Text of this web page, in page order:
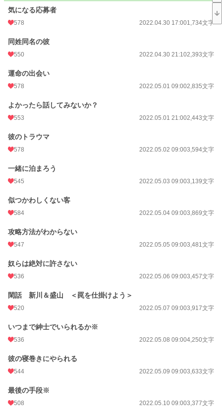
小説
BL 2,169 位 / 31,418 件
お気に入り
24h.ポイント 113 pt
文字数
更新日時 2026.06.30 09:52
週間ポイント 1,141 pt (8,092 位)
気になる応募者
578 2022.04.30 17:001,734文字
同姓同名の彼
550 2022.04.30 21:102,393文字
運命の出会い
578 2022.05.01 09:002,835文字
よかったら話してみないか？
553 2022.05.01 21:002,443文字
彼のトラウマ
578 2022.05.02 09:003,594文字
一緒に泊まろう
545 2022.05.03 09:003,139文字
似つかわしくない客
584 2022.05.04 09:003,869文字
攻略方法がわからない
547 2022.05.05 09:003,481文字
奴らは絶対に許さない
536 2022.05.06 09:003,457文字
閑話 新川＆盛山 ＜罠を仕掛けよう＞
520 2022.05.07 09:003,917文字
いつまで紳士でいられるか※
536 2022.05.08 09:004,250文字
彼の寝巻きにやられる
544 2022.05.09 09:003,633文字
最後の手段※
508 2022.05.10 09:003,377文字